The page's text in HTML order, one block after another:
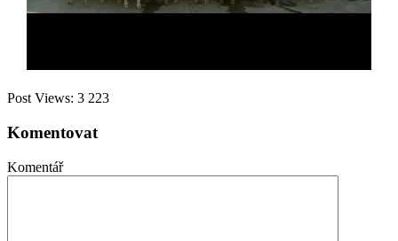
Post Views: 3 223
Komentovat
Komentář